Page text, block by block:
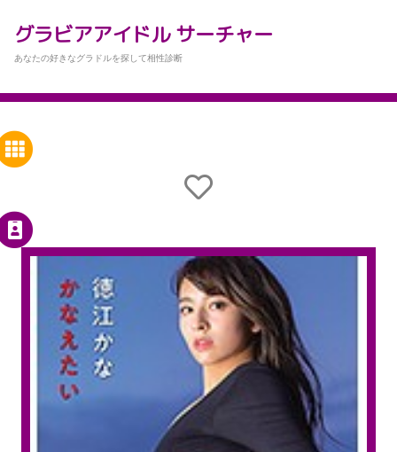
グラビアアイドル サーチャー
あなたの好きなグラドルを探して相性診断